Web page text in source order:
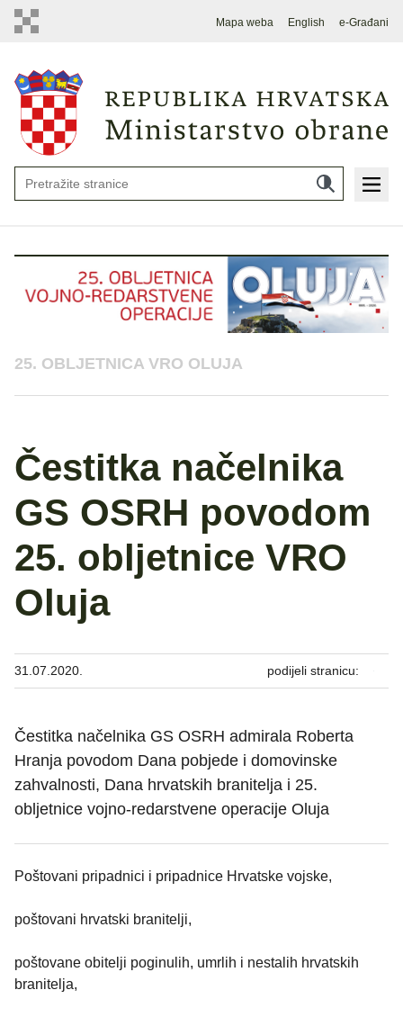
Mapa weba English e-Građani
25. OBLJETNICA VRO OLUJA
Čestitka načelnika
GS OSRH povodom
25. obljetnice VRO
Oluja
31.07.2020. podijeli stranicu:
Čestitka načelnika GS OSRH admirala Roberta
Hranja povodom Dana pobjede i domovinske
zahvalnosti, Dana hrvatskih branitelja i 25.
obljetnice vojno-redarstvene operacije Oluja
Poštovani pripadnici i pripadnice Hrvatske vojske,
poštovani hrvatski branitelji,
poštovane obitelji poginulih, umrlih i nestalih hrvatskih
branitelja,